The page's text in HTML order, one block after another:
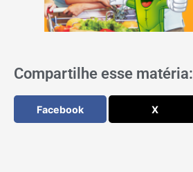
Compartilhe esse matéria:
Facebook X